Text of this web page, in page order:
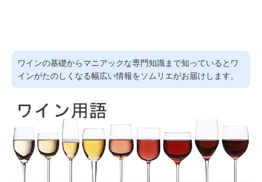
ワインの基礎からマニアックな専門知識まで知っているとワ
インがたのしくなる幅広い情報をソムリエがお届けします。